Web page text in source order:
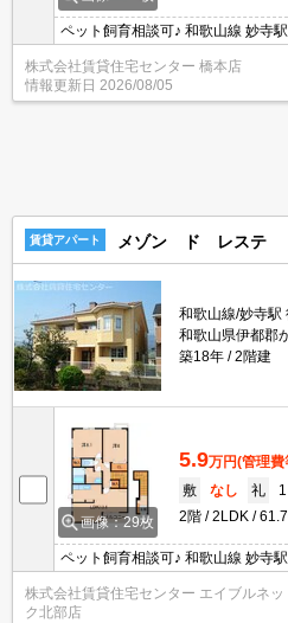
ペット飼育相談可♪ 和歌山線 妙寺
は、賃貸住宅センターまで！！
株式会社賃貸住宅センター 橋本店
情報更新日 2026/08/05
賃貸アパート メゾン ド レステ
和歌山線/妙寺駅
和歌山県伊都郡
築18年
2階建
画像：29枚
5.9万円(管理費
敷
なし 礼
2階
2LDK
ペット飼育相談可♪ 和歌山線 妙寺
は、賃貸住宅センターまで！！
株式会社賃貸住宅センター エイブルネッ
ク北部店